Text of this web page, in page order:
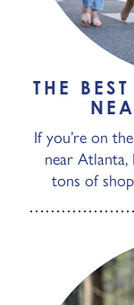
THE
If you’re on
near
tons of